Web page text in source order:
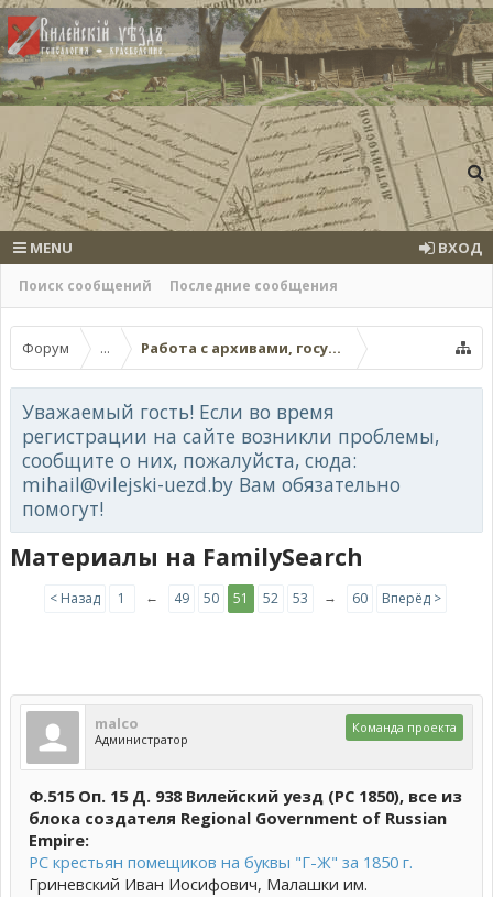
Поиск сообщений Последние сообщения
MENU ВХОД
Форум ... Работа с архивами, госучреждениями,
Уважаемый гость! Если во время
регистрации на сайте возникли проблемы,
сообщите о них, пожалуйста, сюда:
mihail@vilejski-uezd.by Вам обязательно
помогут!
Материалы на FamilySearch
< Назад 1 ← 49 50 51 52 53 → 60 Вперёд >
malco
Администратор
Команда проекта
Ф.515 Оп. 15 Д. 938 Вилейский уезд (РС 1850), все из
блока создателя Regional Government of Russian
Empire:
РС крестьян помещиков на буквы "Г-Ж" за 1850 г.
Гриневский Иван Иосифович, Малашки им.